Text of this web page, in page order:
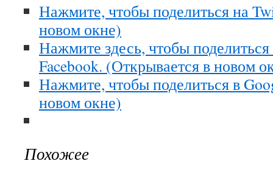
Нажмите, чтобы поделиться на
новом окне)
Нажмите здесь, чтобы
Facebook. (Открывается в новом
Нажмите, чтобы поделиться в
новом окне)
Похожее